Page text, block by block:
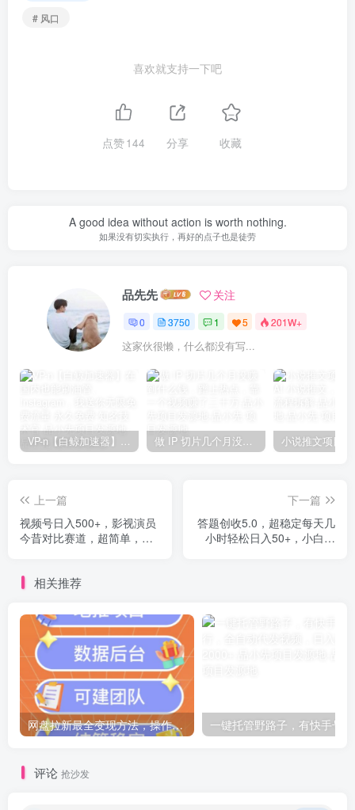
# 风口
喜欢就支持一下吧
点赞144 分享 收藏
A good idea without action is worth nothing.
如果没有切实执行，再好的点子也是徒劳
品先先 关注
0 3750 1 5 201W+
这家伙很懒，什么都没有写...
VP-n【白鲸加速器】在国内也能刷油管、Instagram，我送你无限免费流量 永久免费-知名技术官-品小先项目发源地 做 IP 切片几个月没赚到什么钱，蹭上热点，靠一个视频赚了二十万-品小先项目发源地
上一篇
视频号日入500+，影视演员
今昔对比赛道，超简单，发
下一篇
答题创收5.0，超稳定每天几
小时轻松日入50+，小白在
相关推荐
网盘拉新最全变现方法，操作简单,保姆级教学【揭秘】
评论 抢沙发